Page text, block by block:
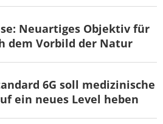
Neuartiges Objektiv für
dem Vorbild der Natur
6G soll medizinische
ein neues Level heben